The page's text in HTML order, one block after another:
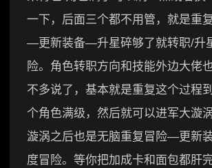
一下，后面三个都不用管，就是重
—更新装备—升星碎够了就转职/升
险。角色转职方向和技能外边大佬
不多说了，基本就是重复这个过程
个角色满级，然后就可以进军大漩
漩涡之后也是无脑重复冒险—更新
度冒险。等你把加成卡和面包都肝